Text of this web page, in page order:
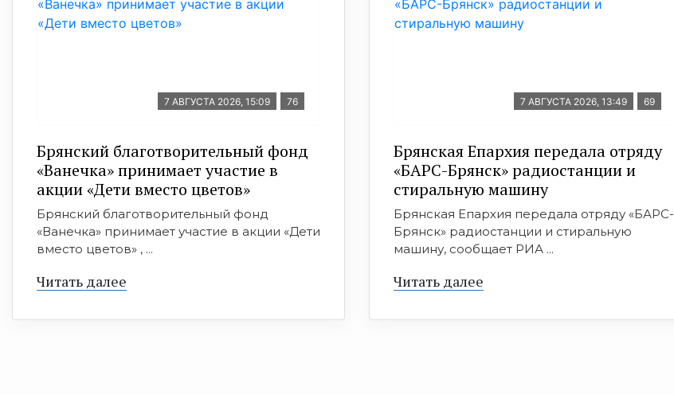
7 АВГУСТА 2026, 15:09 76
Брянский благотворительный фонд
«Ванечка» принимает участие в
акции «Дети вместо цветов»
Брянский благотворительный фонд
«Ванечка» принимает участие в акции «Дети
вместо цветов» , ...
Читать далее
7 АВГУСТА 2026, 13:49 69
Брянская Епархия передала отряду
«БАРС-Брянск» радиостанции и
стиральную машину
Брянская Епархия передала отряду «БАРС-
Брянск» радиостанции и стиральную
машину, сообщает РИА ...
Читать далее